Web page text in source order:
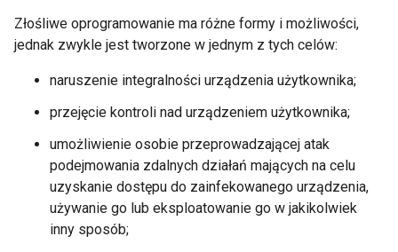
Złośliwe oprogramowanie ma różne formy i możliwości,
jednak zwykle jest tworzone w jednym z tych celów:
naruszenie integralności urządzenia użytkownika;
przejęcie kontroli nad urządzeniem użytkownika;
umożliwienie osobie przeprowadzającej atak
podejmowania zdalnych działań mających na celu
uzyskanie dostępu do zainfekowanego urządzenia,
używanie go lub eksploatowanie go w jakikolwiek
inny sposób;